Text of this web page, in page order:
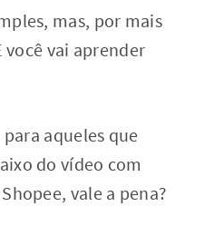
mas, por mais
vai aprender
aqueles que
do vídeo com
vale a pena?